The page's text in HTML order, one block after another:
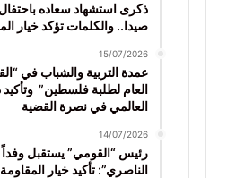
ذكرى استشهاد سعاده
صيدا.. والكلمات تؤكد خيار
15/07/2026
عمدة التربية والشباب في
العام لطلبة فلسطين” وتأكيد
العالمي في نصرة القضية
14/07/2026
رئيس “القومي” يستقبل
الناصري”: تأكيد خيار